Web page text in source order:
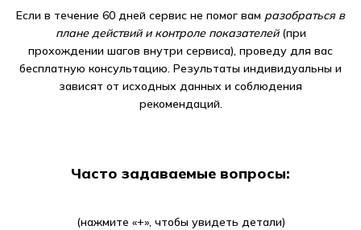
Если в течение 60 дней сервис не помог вам разобраться в
плане действий и контроле показателей (при
прохождении шагов внутри сервиса), проведу для вас
бесплатную консультацию. Результаты индивидуальны и
зависят от исходных данных и соблюдения
рекомендаций.
Часто задаваемые вопросы:
‌‌(нажмите «+», чтобы увидеть детали)